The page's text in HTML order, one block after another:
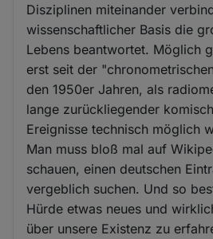
Disziplinen miteinander
wissenschaftlicher Basis die
Lebens beantwortet. Möglich
erst seit der
den 1950er Jahren, als
lange zurückliegender
Ereignisse technisch möglich
Man muss bloß mal auf
schauen, einen deutschen
vergeblich suchen. Und so
Hürde etwas neues und
über unsere Existenz zu